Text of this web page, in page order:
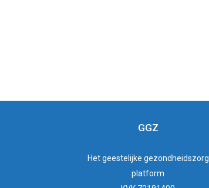
GGZ
Hetgeestelijke gezondheidszorg
platform